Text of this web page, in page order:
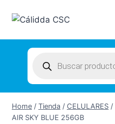
search
Home / Tienda / CELULARES /
AIR SKY BLUE 256GB